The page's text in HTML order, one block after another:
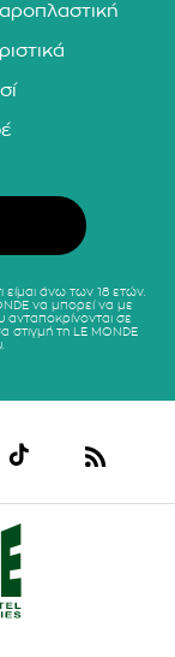
είμαι άνω των 18 ετών.
να μπορεί να με
ανταποκρίνονται σε
τη LE MONDE